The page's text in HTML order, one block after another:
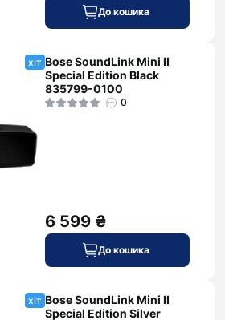
До кошика
хіт Bose SoundLink Mini II
Special Edition Black
835799-0100
0
6 599 ₴
До кошика
хіт Bose SoundLink Mini II
Special Edition Silver